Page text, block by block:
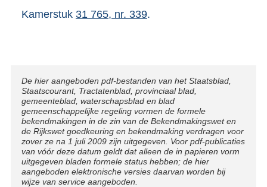
Kamerstuk 31 765, nr. 339.
Disclaimer
De hier aangeboden pdf-bestanden van het Staatsblad,
Staatscourant, Tractatenblad, provinciaal blad,
gemeenteblad, waterschapsblad en blad
gemeenschappelijke regeling vormen de formele
bekendmakingen in de zin van de Bekendmakingswet en
de Rijkswet goedkeuring en bekendmaking verdragen voor
zover ze na 1 juli 2009 zijn uitgegeven. Voor pdf-publicaties
van vóór deze datum geldt dat alleen de in papieren vorm
uitgegeven bladen formele status hebben; de hier
aangeboden elektronische versies daarvan worden bij
wijze van service aangeboden.